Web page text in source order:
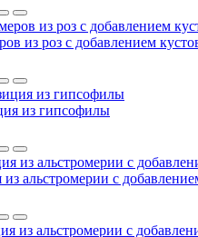
из роз c добавлением
из гипсофилы
альстромерии c